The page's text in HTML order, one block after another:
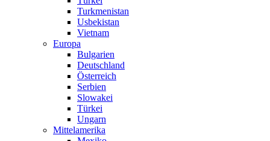
Turkmenistan
Usbekistan
Vietnam
Europa
Bulgarien
Deutschland
Österreich
Serbien
Slowakei
Türkei
Ungarn
Mittelamerika